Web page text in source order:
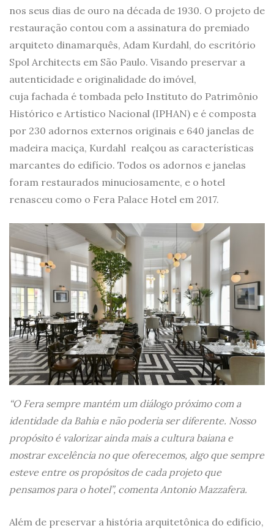
nos seus dias de ouro na década de 1930. O projeto de
restauração contou com a assinatura do premiado
arquiteto dinamarquês, Adam Kurdahl, do escritório
Spol Architects em São Paulo. Visando preservar a
autenticidade e originalidade do imóvel,
cuja fachada é tombada pelo Instituto do Patrimônio
Histórico e Artístico Nacional (IPHAN) e é composta
por 230 adornos externos originais e 640 janelas de
madeira maciça, Kurdahl realçou as características
marcantes do edifício. Todos os adornos e janelas
foram restaurados minuciosamente, e o hotel
renasceu como o Fera Palace Hotel em 2017.
“O Fera sempre mantém um diálogo próximo com a
identidade da Bahia e não poderia ser diferente. Nosso
propósito é valorizar ainda mais a cultura baiana e
mostrar excelência no que oferecemos, algo que sempre
esteve entre os propósitos de cada projeto que
pensamos para o hotel”, comenta Antonio Mazzafera.
Além de preservar a história arquitetônica do edifício,